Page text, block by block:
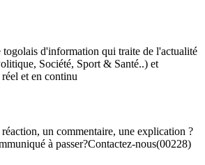
d'information qui traite de l'actualité
Société, Sport & Santé..) et
et en continu
un commentaire, une explication ?
à passer?Contactez-nous(00228)